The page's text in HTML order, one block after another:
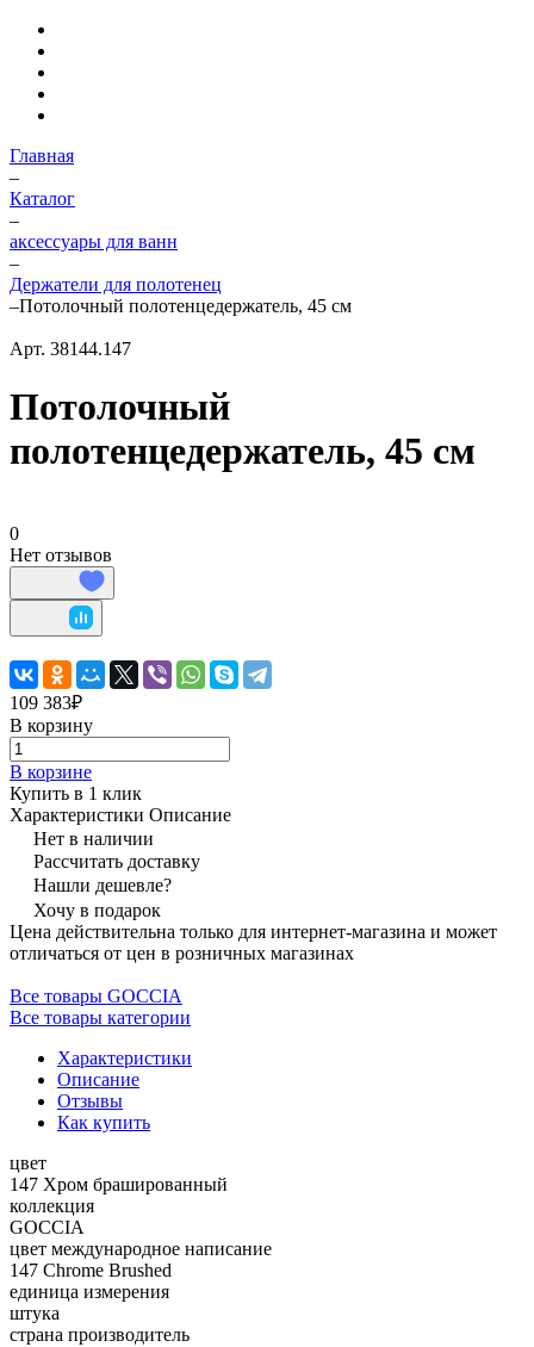
Главная
–
Каталог
–
аксессуары для ванн
–
Держатели для полотенец
–Потолочный полотенцедержатель, 45 см
Арт. 38144.147
Потолочный
полотенцедержатель, 45 см
0
Нет отзывов
109 383₽
В корзину
В корзине
Купить в 1 клик
Характеристики Описание
Нет в наличии
Рассчитать доставку
Нашли дешевле?
Хочу в подарок
Цена действительна только для интернет-магазина и может
отличаться от цен в розничных магазинах
Все товары GOCCIA
Все товары категории
Характеристики
Описание
Отзывы
Как купить
цвет
147 Хром брашированный
коллекция
GOCCIA
цвет международное написание
147 Chrome Brushed
единица измерения
штука
страна производитель